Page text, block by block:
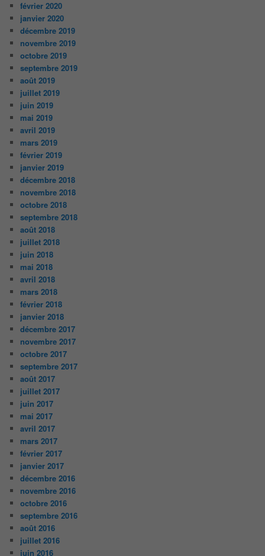
février 2020
janvier 2020
décembre 2019
novembre 2019
octobre 2019
septembre 2019
août 2019
juillet 2019
juin 2019
mai 2019
avril 2019
mars 2019
février 2019
janvier 2019
décembre 2018
novembre 2018
octobre 2018
septembre 2018
août 2018
juillet 2018
juin 2018
mai 2018
avril 2018
mars 2018
février 2018
janvier 2018
décembre 2017
novembre 2017
octobre 2017
septembre 2017
août 2017
juillet 2017
juin 2017
mai 2017
avril 2017
mars 2017
février 2017
janvier 2017
décembre 2016
novembre 2016
octobre 2016
septembre 2016
août 2016
juillet 2016
juin 2016